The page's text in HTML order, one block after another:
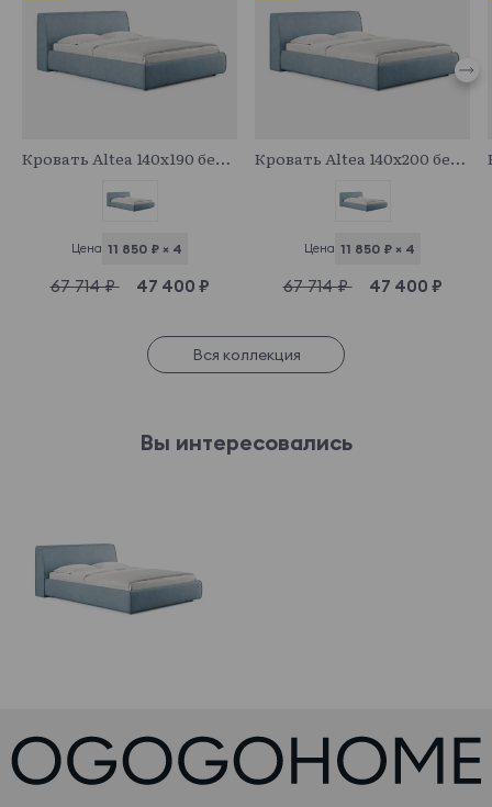
Кровать Altea 140x190 без основания и подъемного механизма
Цена 11 850 ₽ × 4
67 714 ₽ 47 400 ₽
Кровать Altea 140x200 без основания и подъемного механизма
Цена 11 850 ₽ × 4
67 714 ₽ 47 400 ₽
Вся коллекция
Вы интересовались